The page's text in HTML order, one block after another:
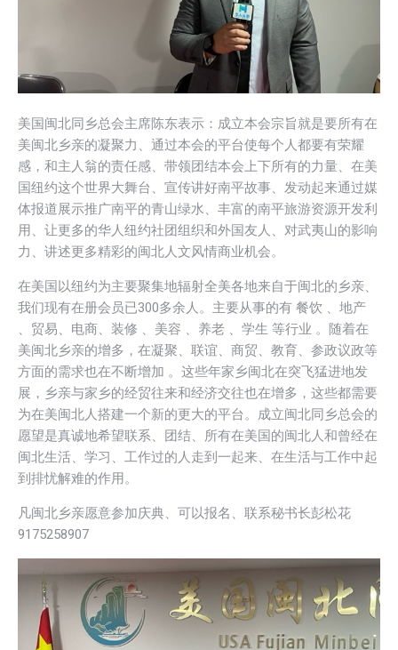
美国闽北同乡总会主席陈东表示：成立本会宗旨就是要所有在
美闽北乡亲的凝聚力、通过本会的平台使每个人都要有荣耀
感，和主人翁的责任感、带领团结本会上下所有的力量、在美
国纽约这个世界大舞台、宣传讲好南平故事、发动起来通过媒
体报道展示推广南平的青山绿水、丰富的南平旅游资源开发利
用、让更多的华人纽约社团组织和外国友人、对武夷山的影响
力、讲述更多精彩的闽北人文风情商业机会。
在美国以纽约为主要聚集地辐射全美各地来自于闽北的乡亲、
我们现有在册会员已300多余人。主要从事的有 餐饮 、地产
、贸易、电商、装修 、美容 、养老 、学生 等行业 。随着在
美闽北乡亲的增多，在凝聚、联谊、商贸、教育、参政议政等
方面的需求也在不断增加 。这些年家乡闽北在突飞猛进地发
展，乡亲与家乡的经贸往来和经济交往也在增多，这些都需要
为在美闽北人搭建一个新的更大的平台。成立闽北同乡总会的
愿望是真诚地希望联系、团结、所有在美国的闽北人和曾经在
闽北生活、学习、工作过的人走到一起来、在生活与工作中起
到排忧解难的作用。
凡闽北乡亲愿意参加庆典、可以报名、联系秘书长彭松花
9175258907